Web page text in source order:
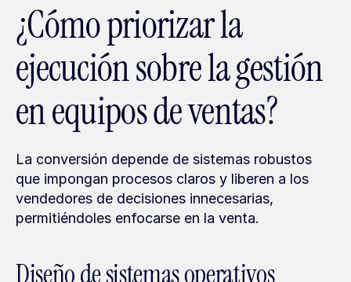
¿Cómo priorizar la
ejecución sobre la gestión
en equipos de ventas?
La conversión depende de sistemas robustos
que impongan procesos claros y liberen a los
vendedores de decisiones innecesarias,
permitiéndoles enfocarse en la venta.
Diseño de sistemas operativos